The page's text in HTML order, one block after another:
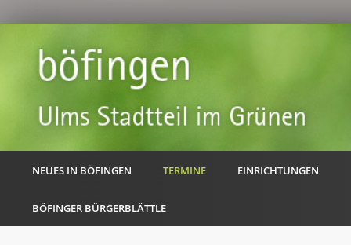
NEUES IN BÖFINGEN TERMINE EINRICHTUNGEN
BÖFINGER BÜRGERBLÄTTLE